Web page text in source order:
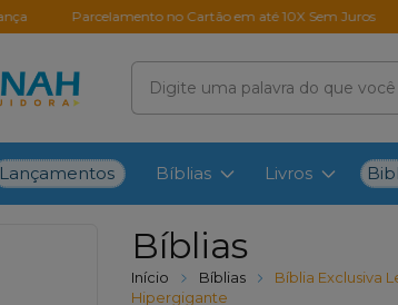
Parcelamento no Cartão em até 10X Sem Juros
Lançamentos Bíblias Livros
Bíblias
Início Bíblias
Bíblia Exclusiva
Hipergigante